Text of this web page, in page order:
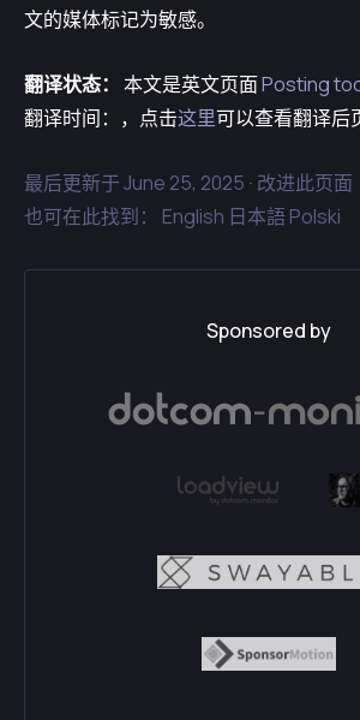
文的媒体标记为敏感。
翻译状态： 本文是英文页面Posting
翻译时间：，点击这里可以查看翻译后
最后更新于June 25, 2025 · 改进此页面
也可在此找到： English 日本語Polski
Sponsored by